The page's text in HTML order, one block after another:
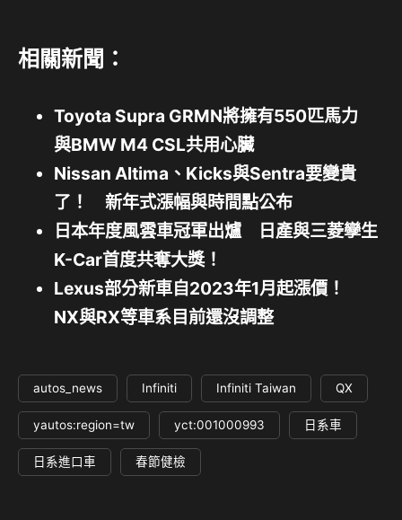
相關新聞：
Toyota Supra GRMN將擁有550匹馬力
與BMW M4 CSL共用心臟
Nissan Altima、Kicks與Sentra要變貴
了！ 新年式漲幅與時間點公布
日本年度風雲車冠軍出爐 日產與三菱孿生
K-Car首度共奪大獎！
Lexus部分新車自2023年1月起漲價！
NX與RX等車系目前還沒調整
autos_news Infiniti Infiniti Taiwan QX
yautos:region=tw yct:001000993 日系車
日系進口車 春節健檢